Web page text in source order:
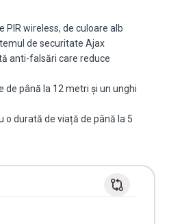
PIR wireless, de culoare alb
de securitate Ajax
anti-falsări care reduce
de până la 12 metri și un unghi
o durată de viață de până la 5